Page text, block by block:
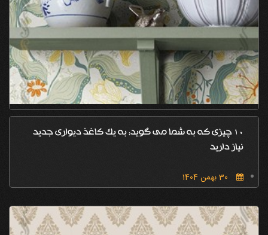
10 چیزی که به شما می گوید: به یک کاغذ دیواری جدید
نیاز دارید